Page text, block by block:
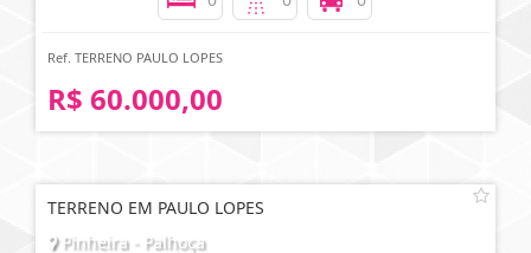
Ref. TERRENO PAULO LOPES
R$ 60.000,00
TERRENO EM PAULO LOPES
Pinheira - Palhoça